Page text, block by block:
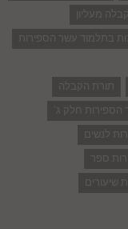
קבלה מעליון
בתלמוד עשר הספירות
תורת הקבלה
הספירות חלק ג'
לנשים
ספר
שיעורים